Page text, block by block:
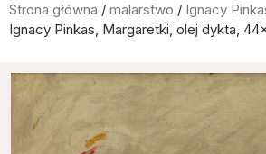
Strona główna / malarstwo / Ignacy
Ignacy Pinkas, Margaretki, olej dykta,